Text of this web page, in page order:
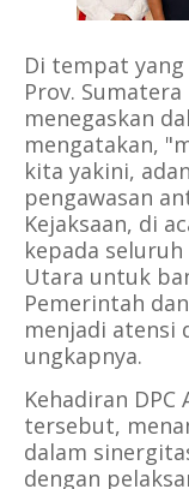
Di tempat yang
Prov.
menegaskan
mengatakan,
kita yakini,
pengawasan
Kejaksaan, di
kepada seluruh
Utara untuk
Pemerintah
menjadi atensi
ungkapnya.
Kehadiran DPC
tersebut,
dalam
dengan